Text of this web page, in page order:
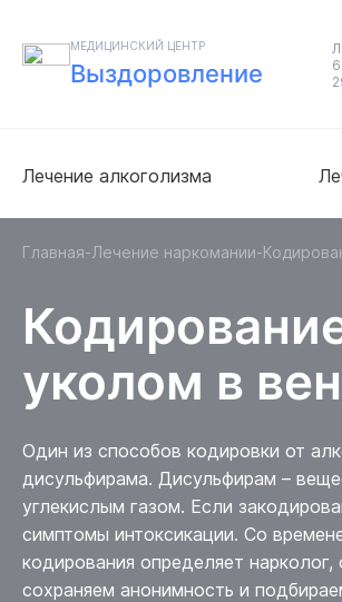
МЕДИЦИНСКИЙ ЦЕНТР
Выздоровление
Лечение алкоголизма
Главная Лечение наркомании
уколом в
Один из способов кодировки от
дисульфирама. Дисульфирам –
углекислым газом. Если
симптомы интоксикации. Со
кодирования определяет
сохраняем анонимность и